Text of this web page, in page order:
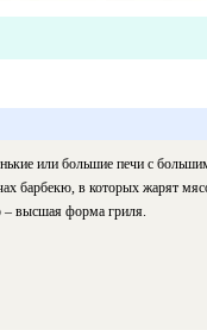
или большие печи с
барбекю, в которых жарят
– высшая форма гриля.